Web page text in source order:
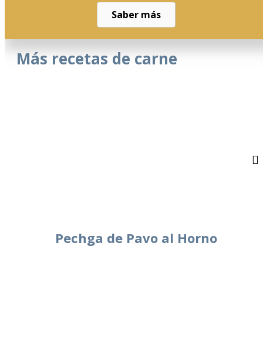
Saber más
Más recetas de carne
Pechga de Pavo al Horno